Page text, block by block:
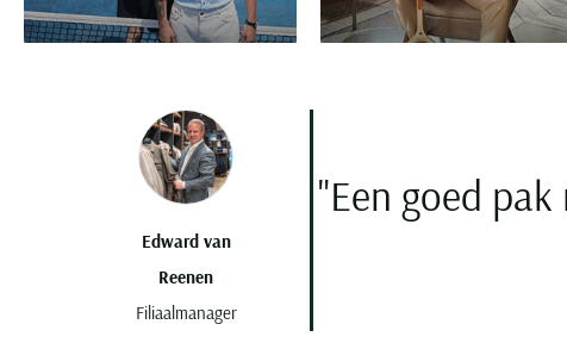
Edward van
Reenen
Filiaalmanager
"Een goed